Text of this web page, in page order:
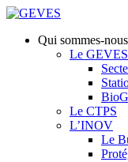
Qui sommes-
Le GEVES
Le CTPS
L’INOV
Le